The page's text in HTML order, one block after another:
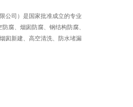
公司）是国家批准成立的专业
腐、烟囱防腐、钢结构防腐、
囱新建、高空清洗、防水堵漏